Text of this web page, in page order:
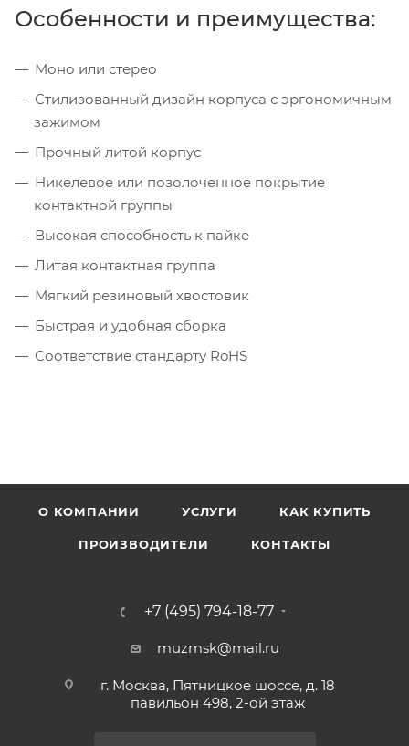
Особенности и преимущества:
Моно или стерео
Стилизованный дизайн корпуса с эргономичным
зажимом
Прочный литой корпус
Никелевое или позолоченное покрытие
контактной группы
Высокая способность к пайке
Литая контактная группа
Мягкий резиновый хвостовик
Быстрая и удобная сборка
Соответствие стандарту RoHS
О КОМПАНИИ УСЛУГИ КАК КУПИТЬ
ПРОИЗВОДИТЕЛИ КОНТАКТЫ
+7 (495) 794-18-77
muzmsk@mail.ru
г. Москва, Пятницкое шоссе, д. 18
павильон 498, 2-ой этаж